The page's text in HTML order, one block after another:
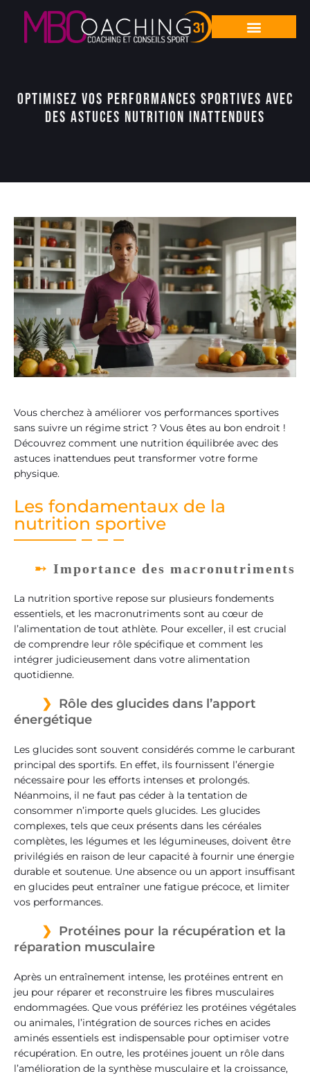
Optimisez vos performances sportives avec
des astuces nutrition inattendues
Vous cherchez à améliorer vos performances sportives
sans suivre un régime strict ? Vous êtes au bon endroit !
Découvrez comment une nutrition équilibrée avec des
astuces inattendues peut transformer votre forme
physique.
Les fondamentaux de la
nutrition sportive
Importance des macronutriments
La nutrition sportive repose sur plusieurs fondements
essentiels, et les macronutriments sont au cœur de
l’alimentation de tout athlète. Pour exceller, il est crucial
de comprendre leur rôle spécifique et comment les
intégrer judicieusement dans votre alimentation
quotidienne.
Rôle des glucides dans l’apport
énergétique
Les glucides sont souvent considérés comme le carburant
principal des sportifs. En effet, ils fournissent l’énergie
nécessaire pour les efforts intenses et prolongés.
Néanmoins, il ne faut pas céder à la tentation de
consommer n’importe quels glucides. Les glucides
complexes, tels que ceux présents dans les céréales
complètes, les légumes et les légumineuses, doivent être
privilégiés en raison de leur capacité à fournir une énergie
durable et soutenue. Une absence ou un apport insuffisant
en glucides peut entraîner une fatigue précoce, et limiter
vos performances.
Protéines pour la récupération et la
réparation musculaire
Après un entraînement intense, les protéines entrent en
jeu pour réparer et reconstruire les fibres musculaires
endommagées. Que vous préfériez les protéines végétales
ou animales, l’intégration de sources riches en acides
aminés essentiels est indispensable pour optimiser votre
récupération. En outre, les protéines jouent un rôle dans
l’amélioration de la synthèse musculaire et la croissance,